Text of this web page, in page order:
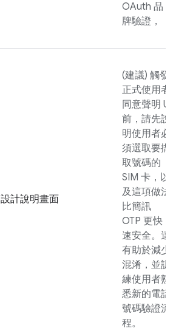
OAuth 品
牌驗證，
設計說明畫面
(建議) 觸發
正式使用者
同意聲明 UI
前，請先說
明使用者必
須選取要擷
取號碼的
SIM 卡，以
及這項做法
比簡訊
OTP 更快
速安全。這
有助於減少
混淆，並訓
練使用者熟
悉新的電話
號碼驗證流
程。